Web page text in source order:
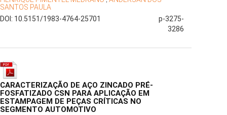
SANTOS PAULA
DOI: 10.5151/1983-4764-25701
p-3275-
3286
CARACTERIZAÇÃO DE AÇO ZINCADO PRÉ-
FOSFATIZADO CSN PARA APLICAÇÃO EM
ESTAMPAGEM DE PEÇAS CRÍTICAS NO
SEGMENTO AUTOMOTIVO